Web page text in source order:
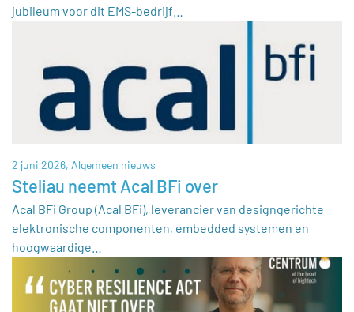
jubileum voor dit EMS-bedrijf…
2 juni 2026, Algemeen nieuws
Steliau neemt Acal BFi over
Acal BFi Group (Acal BFi), leverancier van designgerichte
elektronische componenten, embedded systemen en
hoogwaardige…